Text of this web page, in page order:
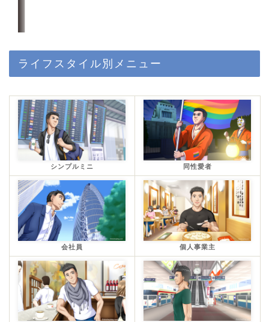
ライフスタイル別メニュー
シンプルミニ 同性愛者
会社員 個人事業主